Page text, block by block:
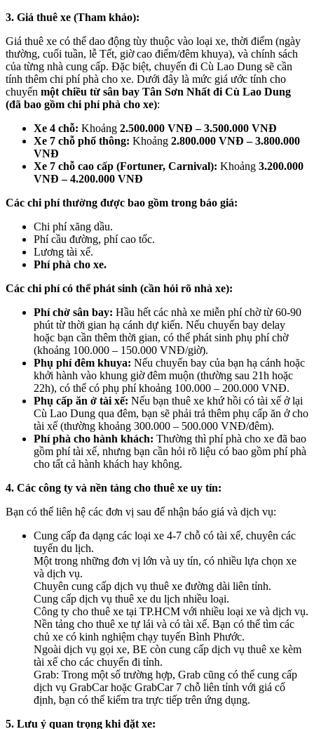
3. Giá thuê xe (Tham khảo):
Giá thuê xe có thể dao động tùy thuộc vào loại xe, thời điểm (ngày
thường, cuối tuần, lễ Tết, giờ cao điểm/đêm khuya), và chính sách
của từng nhà cung cấp. Đặc biệt, chuyến đi Cù Lao Dung sẽ cần
tính thêm chi phí phà cho xe. Dưới đây là mức giá ước tính cho
chuyến một chiều từ sân bay Tân Sơn Nhất đi Cù Lao Dung
(đã bao gồm chi phí phà cho xe):
Xe 4 chỗ: Khoảng 2.500.000 VNĐ – 3.500.000 VNĐ
Xe 7 chỗ phổ thông: Khoảng 2.800.000 VNĐ – 3.800.000
VNĐ
Xe 7 chỗ cao cấp (Fortuner, Carnival): Khoảng 3.200.000
VNĐ – 4.200.000 VNĐ
Các chi phí thường được bao gồm trong báo giá:
Chi phí xăng dầu.
Phí cầu đường, phí cao tốc.
Lương tài xế.
Phí phà cho xe.
Các chi phí có thể phát sinh (cần hỏi rõ nhà xe):
Phí chờ sân bay: Hầu hết các nhà xe miễn phí chờ từ 60-90
phút từ thời gian hạ cánh dự kiến. Nếu chuyến bay delay
hoặc bạn cần thêm thời gian, có thể phát sinh phụ phí chờ
(khoảng 100.000 – 150.000 VNĐ/giờ).
Phụ phí đêm khuya: Nếu chuyến bay của bạn hạ cánh hoặc
khởi hành vào khung giờ đêm muộn (thường sau 21h hoặc
22h), có thể có phụ phí khoảng 100.000 – 200.000 VNĐ.
Phụ cấp ăn ở tài xế: Nếu bạn thuê xe khứ hồi có tài xế ở lại
Cù Lao Dung qua đêm, bạn sẽ phải trả thêm phụ cấp ăn ở cho
tài xế (thường khoảng 300.000 – 500.000 VNĐ/đêm).
Phí phà cho hành khách: Thường thì phí phà cho xe đã bao
gồm phí tài xế, nhưng bạn cần hỏi rõ liệu có bao gồm phí phà
cho tất cả hành khách hay không.
4. Các công ty và nền tảng cho thuê xe uy tín:
Bạn có thể liên hệ các đơn vị sau để nhận báo giá và dịch vụ:
Cung cấp đa dạng các loại xe 4-7 chỗ có tài xế, chuyên các
tuyến du lịch.
Một trong những đơn vị lớn và uy tín, có nhiều lựa chọn xe
và dịch vụ.
Chuyên cung cấp dịch vụ thuê xe đường dài liên tỉnh.
Cung cấp dịch vụ thuê xe du lịch nhiều loại.
Công ty cho thuê xe tại TP.HCM với nhiều loại xe và dịch vụ.
Nền tảng cho thuê xe tự lái và có tài xế. Bạn có thể tìm các
chủ xe có kinh nghiệm chạy tuyến Bình Phước.
Ngoài dịch vụ gọi xe, BE còn cung cấp dịch vụ thuê xe kèm
tài xế cho các chuyến đi tỉnh.
Grab: Trong một số trường hợp, Grab cũng có thể cung cấp
dịch vụ GrabCar hoặc GrabCar 7 chỗ liên tỉnh với giá cố
định, bạn có thể kiểm tra trực tiếp trên ứng dụng.
5. Lưu ý quan trọng khi đặt xe: